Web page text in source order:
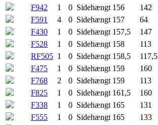
F942
1 0 Sidehængt 156 142
F591
4 0 Sidehængt 157 64
F430
1 0 Sidehængt 157,5 147
F528
1 0 Sidehængt 158 113
RF505 1 0 Sidehængt 158,5 117,5
F475
1 0 Sidehængt 159 160
F768
2 0 Sidehængt 159 113
F825
1 0 Sidehængt 161,5 160
F338
1 0 Sidehængt 165 131
F555
1 0 Sidehængt 165 133